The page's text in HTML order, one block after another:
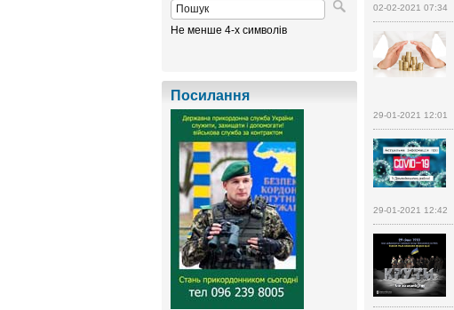
Не менше 4-х символів
Посилання
02-02-2021 07:34
29-01-2021 12:01
29-01-2021 12:42